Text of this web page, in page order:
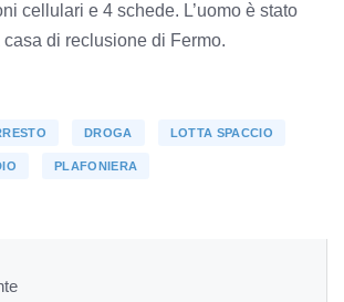
cellulari e 4 schede. L’uomo è stato
di reclusione di Fermo.
DROGA LOTTA SPACCIO
PLAFONIERA